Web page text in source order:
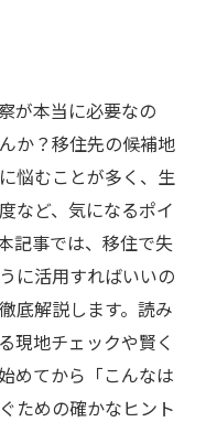
が本当に必要なの
か？移住先の候補地
悩むことが多く、生
など、気になるポイ
記事では、移住で失
に活用すればいいの
底解説します。読み
現地チェックや賢く
めてから「こんなは
ための確かなヒント